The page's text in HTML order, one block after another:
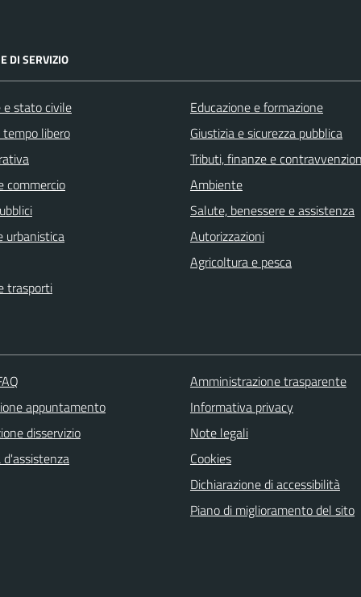
DI SERVIZIO
e stato civile
libero
commercio
urbanistica
trasporti
Educazione e formazione
Giustizia e sicurezza pubblica
Tributi, finanze e
Ambiente
Salute, benessere e assistenza
Autorizzazioni
Agricoltura e pesca
appuntamento
disservizio
d'assistenza
Amministrazione trasparente
Informativa privacy
Note legali
Cookies
Dichiarazione di accessibilità
Piano di miglioramento del sito